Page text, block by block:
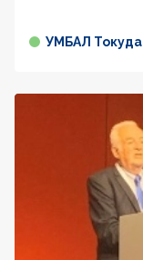
УМБАЛ Токуда